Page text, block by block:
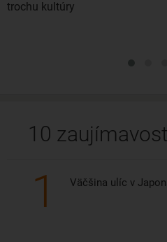
trochu kultúry
10
1 Väčšina ulíc v